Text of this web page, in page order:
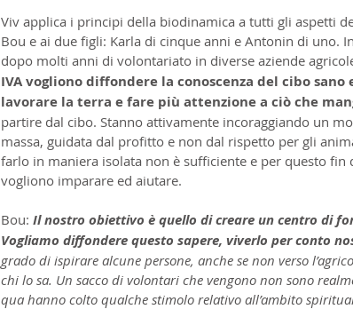
Viv applica i principi della biodinamica a tutti gli aspetti
Bou e ai due figli: Karla di cinque anni e Antonin di uno.
dopo molti anni di volontariato in diverse aziende
IVA vogliono diffondere la conoscenza del cibo
lavorare la terra e fare più attenzione a ciò che
partire dal cibo. Stanno attivamente incoraggiando un
massa, guidata dal profitto e non dal rispetto per gli
farlo in maniera isolata non è sufficiente e per questo
vogliono imparare ed aiutare.
Bou: Il nostro obiettivo è quello di creare un centro di
Vogliamo diffondere questo sapere, viverlo per conto
grado di ispirare alcune persone, anche se non verso
chi lo sa. Un sacco di volontari che vengono non sono
qua hanno colto qualche stimolo relativo all’ambito